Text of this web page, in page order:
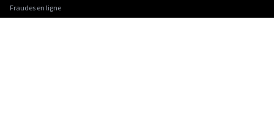
Fraudes en ligne